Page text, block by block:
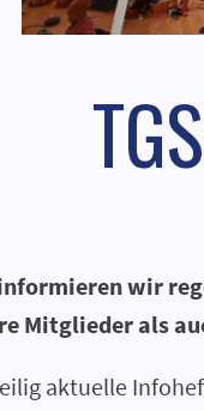
wir
Mitglieder als
aktuelle